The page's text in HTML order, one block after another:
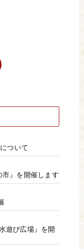
ついて
市』を開催します
遊び広場』を開